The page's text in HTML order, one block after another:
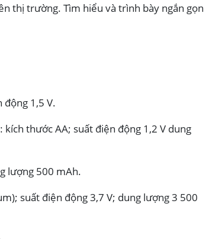
thị trường. Tìm hiểu và trình bày ngắn gọn
động 1,5 V.
thước AA; suất điện động 1,2 V dung
lượng 500 mAh.
suất điện động 3,7 V; dung lượng 3 500